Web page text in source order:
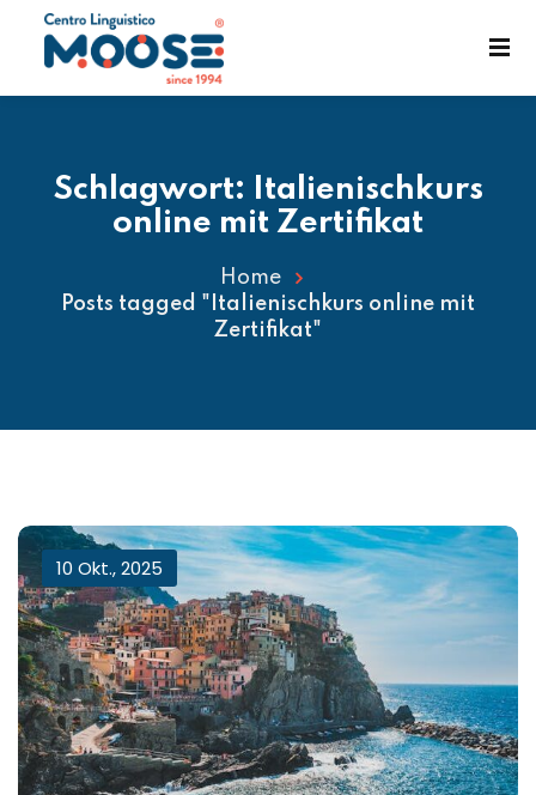
Schlagwort:
Italienischkurs
online mit Zertifikat
Home
Posts tagged "Italienischkurs online mit
Zertifikat"
10 Okt., 2025